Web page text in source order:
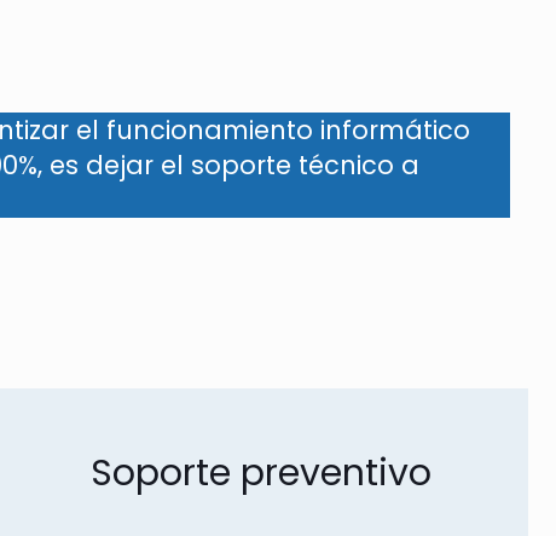
el funcionamiento informático
es dejar el soporte técnico a
Soporte preventivo